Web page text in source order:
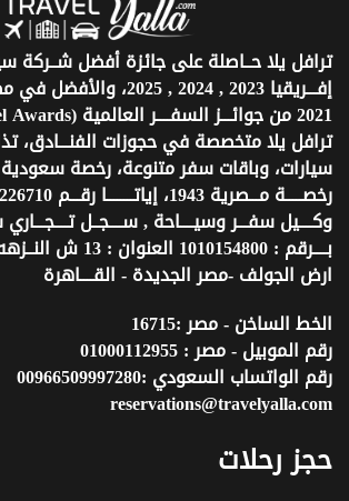
ترافل يلا حــاصلة على جائزة أفضل شــركة
ترافل يلا متخصصة في حجوزات الفنـــادق،
وكــــيل سفـــر وسيــــاحة , ســــجــل تــــجـــاري
بــــرقم : 1010154800
ارض الجولف -مصر الجديدة - القــــاهرة
الخط الساخن - مصر :16715
رقم الموبيل - مصر :
رقم الواتساب السعودي :00966509997280
reservations@travelyalla.com
حجز رحلات